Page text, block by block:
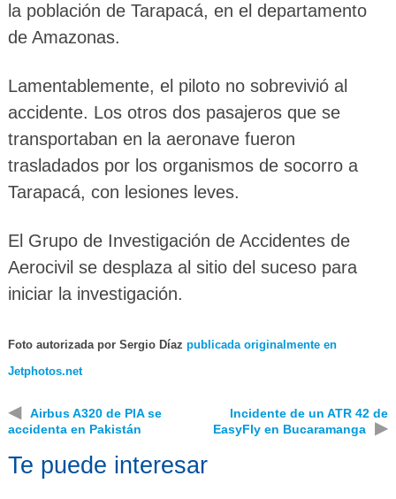
la población de Tarapacá, en el departamento
de Amazonas.
Lamentablemente, el piloto no sobrevivió al
accidente. Los otros dos pasajeros que se
transportaban en la aeronave fueron
trasladados por los organismos de socorro a
Tarapacá, con lesiones leves.
El Grupo de Investigación de Accidentes de
Aerocivil se desplaza al sitio del suceso para
iniciar la investigación.
Foto autorizada por Sergio Díaz publicada originalmente en
Jetphotos.net
◀
Airbus A320 de PIA se
accidenta en Pakistán
Incidente de un ATR 42 de
EasyFly en Bucaramanga
▶
Te puede interesar